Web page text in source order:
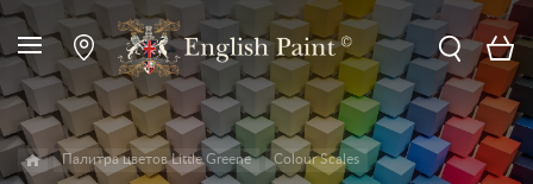
Палитра цветов Little Greene Colour Scales